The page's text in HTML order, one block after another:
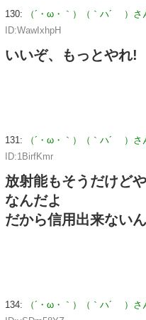
130: （´・ω・｀）（｀ハ´ ）さ
ID:WawIxhpH
いいぞ、もっとやれ!
131: （´・ω・｀）（｀ハ´ ）さ
ID:1BirfKmr
放射能もそうだけど
なんだよ
だから信用出来ない
134: （´・ω・｀）（｀ハ´ ）さ